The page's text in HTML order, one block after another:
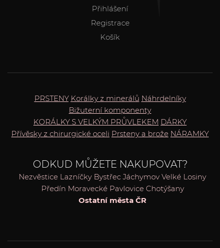
Přihlášení
Registrace
Košík
PRSTENY Korálky z minerálů Náhrdelníky
Bižuterní komponenty
KORÁLKY S VELKÝM PRŮVLEKEM DÁRKY
Přívěsky z chirurgické oceli Prsteny a brože NÁRAMKY
ODKUD MŮŽETE NAKUPOVAT?
Nezvěstice Lazníčky Bystřec Jáchymov Velké Losiny
Předín Moravecké Pavlovice Chotýšany
Ostatní města ČR